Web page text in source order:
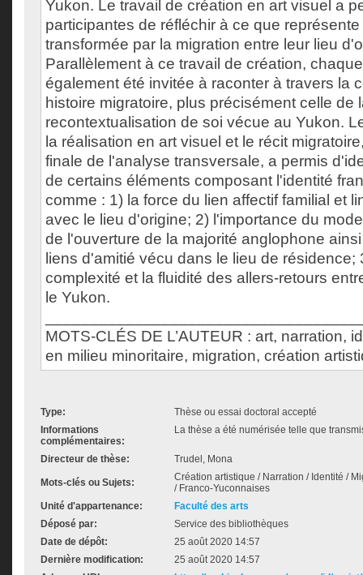
Yukon. Le travail de création en art visuel a
participantes de réfléchir à ce que
transformée par la migration entre leur lieu
Parallèlement à ce travail de création,
également été invitée à raconter à travers la
histoire migratoire, plus précisément celle de
recontextualisation de soi vécue au Yukon.
la réalisation en art visuel et le récit
finale de l'analyse transversale, a permis
de certains éléments composant l'identité
comme : 1) la force du lien affectif familial et
avec le lieu d'origine; 2) l'importance du
de l'ouverture de la majorité anglophone
liens d'amitié vécu dans le lieu de résidence;
complexité et la fluidité des allers-retours
le Yukon.
MOTS-CLÉS DE L’AUTEUR : art, narration,
en milieu minoritaire, migration, création
Type:
Thèse ou essai doctoral accepté
Informations
complémentaires:
La thèse a été numérisée telle que
Directeur de thèse: Trudel, Mona
Mots-clés ou Sujets:
Création artistique / Narration / Identité /
/ Franco-Yuconnaises
Unité d'appartenance:
Faculté des arts
Déposé par:
Service des bibliothèques
Date de dépôt:
25 août 2020 14:57
Dernière modification:
25 août 2020 14:57